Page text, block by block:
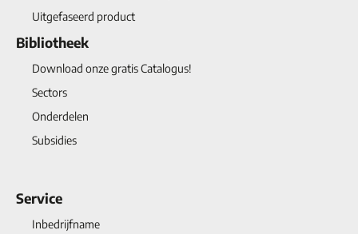
Uitgefaseerd product
Bibliotheek
Download onze gratis Catalogus!
Sectors
Onderdelen
Subsidies
Service
Inbedrijfname